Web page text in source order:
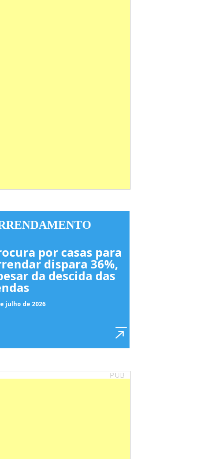
por casas para
dispara 36%,
da descida das
julho de 2026
PUB